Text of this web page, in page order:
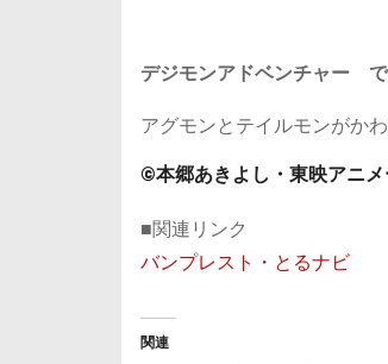
デジモンアドベンチャー
アグモンとテイルモンがか
©本郷あきよし・東映アニ
■関連リンク
バンプレスト・とるナビ
関連